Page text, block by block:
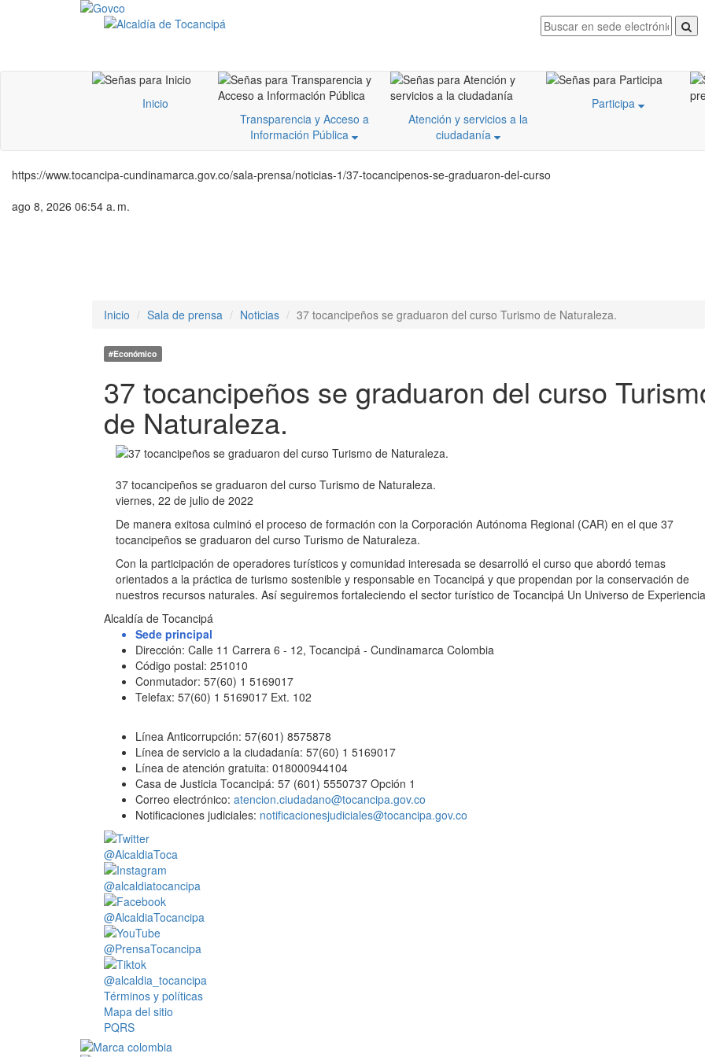
Inicio
Transparencia y Acceso a
Información Pública
Atención y servicios a la
ciudadanía
Participa
https://www.tocancipa-cundinamarca.gov.co/sala-prensa/noticias-1/37-tocancipenos-se-graduaron-del-curso
ago 8, 2026 06:54 a. m.
Inicio Sala de prensa Noticias 37 tocancipeños se graduaron del curso Turismo de Naturaleza.
#Económico
37 tocancipeños se graduaron del curso
de Naturaleza.
37 tocancipeños se graduaron del curso Turismo de Naturaleza.
viernes, 22 de julio de 2022
De manera exitosa culminó el proceso de formación con la Corporación Autónoma Regional (CAR) en el que 37
tocancipeños se graduaron del curso Turismo de Naturaleza.
Con la participación de operadores turísticos y comunidad interesada se desarrolló el curso que abordó temas
orientados a la práctica de turismo sostenible y responsable en Tocancipá y que propendan por la conservación de
nuestros recursos naturales. Así seguiremos fortaleciendo el sector turístico de Tocancipá Un Universo de
Alcaldía de Tocancipá
Sede principal
Dirección: Calle 11 Carrera 6 - 12, Tocancipá - Cundinamarca Colombia
Código postal: 251010
Conmutador: 57(60) 1 5169017
Telefax: 57(60) 1 5169017 Ext. 102
Línea Anticorrupción: 57(601) 8575878
Línea de servicio a la ciudadanía: 57(60) 1 5169017
Línea de atención gratuita: 018000944104
Casa de Justicia Tocancipá: 57 (601) 5550737 Opción 1
Correo electrónico: atencion.ciudadano@tocancipa.gov.co
Notificaciones judiciales: notificacionesjudiciales@tocancipa.gov.co
@AlcaldiaToca
@alcaldiatocancipa
@AlcaldiaTocancipa
@PrensaTocancipa
@alcaldia_tocancipa
Términos y políticas
Mapa del sitio
PQRS